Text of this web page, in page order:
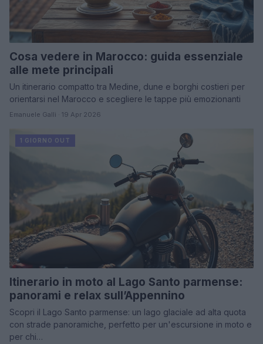
Cosa vedere in Marocco: guida essenziale
alle mete principali
Un itinerario compatto tra Medine, dune e borghi costieri per
orientarsi nel Marocco e scegliere le tappe più emozionanti
Emanuele Galli · 19 Apr 2026
1 GIORNO OUT
Itinerario in moto al Lago Santo parmense:
panorami e relax sull’Appennino
Scopri il Lago Santo parmense: un lago glaciale ad alta quota
con strade panoramiche, perfetto per un'escursione in moto e
per chi…